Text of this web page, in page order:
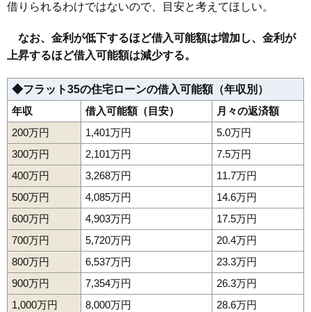
借りられるわけではないので、目安と考えてほしい。
なお、金利が低下するほど借入可能額は増加し、金利が
上昇するほど借入可能額は減少する。
◆フラット35の住宅ローンの借入可能額（年収別）
年収
借入可能額（目安）
月々の返済額
200万円
1,401万円
5.0万円
300万円
2,101万円
7.5万円
400万円
3,268万円
11.7万円
500万円
4,085万円
14.6万円
600万円
4,903万円
17.5万円
700万円
5,720万円
20.4万円
800万円
6,537万円
23.3万円
900万円
7,354万円
26.3万円
1,000万円
8,000万円 28.6万円